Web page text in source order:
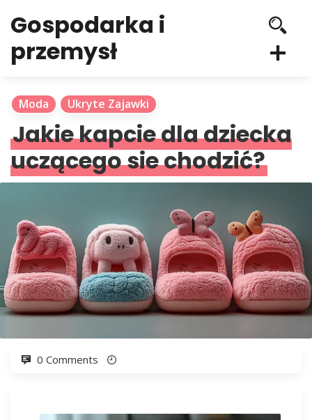
Gospodarka i
przemysł
Moda Ukryte Zajawki
Jakie kapcie dla dziecka
uczącego sie chodzić?
0 Comments